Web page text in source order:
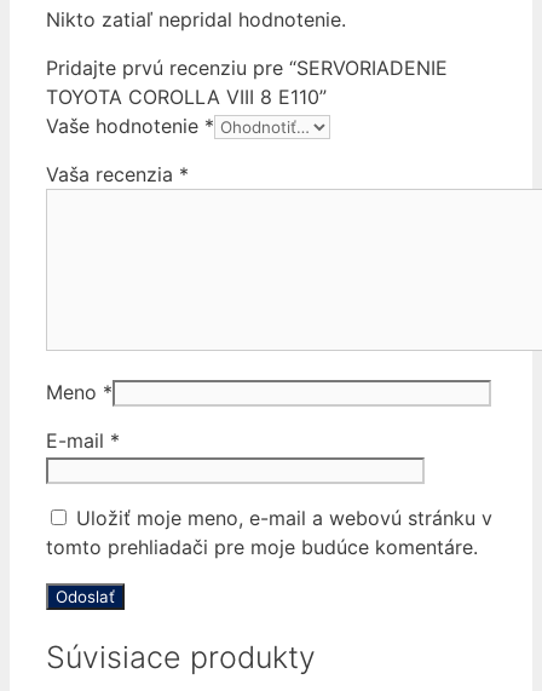
Nikto zatiaľ nepridal hodnotenie.
Pridajte prvú recenziu pre “SERVORIADENIE
TOYOTA COROLLA VIII 8 E110”
Vaše hodnotenie *
Vaša recenzia *
Meno *
E-mail *
Uložiť moje meno, e-mail a webovú stránku v
tomto prehliadači pre moje budúce komentáre.
Súvisiace produkty